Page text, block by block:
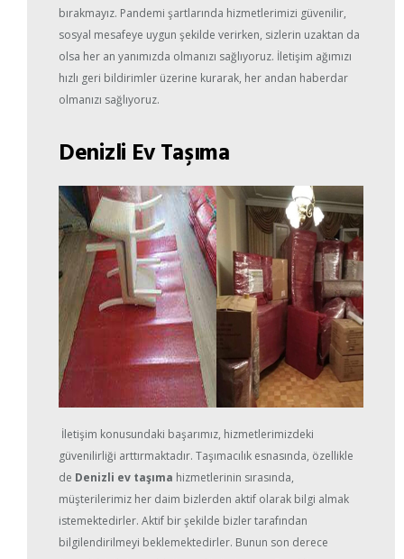
bırakmayız. Pandemi şartlarında hizmetlerimizi güvenilir,
sosyal mesafeye uygun şekilde verirken, sizlerin uzaktan da
olsa her an yanımızda olmanızı sağlıyoruz. İletişim ağımızı
hızlı geri bildirimler üzerine kurarak, her andan haberdar
olmanızı sağlıyoruz.
Denizli Ev Taşıma
İletişim konusundaki başarımız, hizmetlerimizdeki
güvenilirliği arttırmaktadır. Taşımacılık esnasında, özellikle
de Denizli ev taşıma hizmetlerinin sırasında,
müşterilerimiz her daim bizlerden aktif olarak bilgi almak
istemektedirler. Aktif bir şekilde bizler tarafından
bilgilendirilmeyi beklemektedirler. Bunun son derece